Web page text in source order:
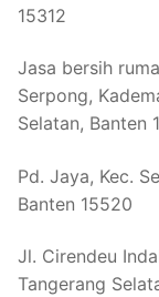
15312
Jasa bersih
Serpong,
Selatan, Banten
Pd. Jaya, Kec.
Banten 15520
Jl. Cirendeu
Tangerang